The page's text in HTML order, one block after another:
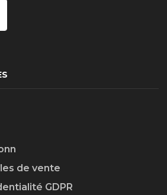
n
de vente
GDPR